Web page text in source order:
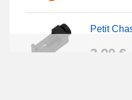
Petit
3,90 €